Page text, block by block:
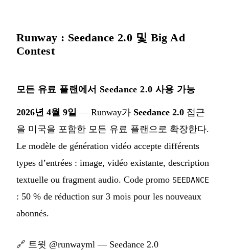
Runway : Seedance 2.0 및 Big Ad
Contest
모든 유료 플랜에서 Seedance 2.0 사용 가능
2026년 4월 9일 — Runway가 Seedance 2.0 접근
을 미국을 포함한 모든 유료 플랜으로 확장한다.
Le modèle de génération vidéo accepte différents
types d’entrées : image, vidéo existante, description
textuelle ou fragment audio. Code promo SEEDANCE
: 50 % de réduction sur 3 mois pour les nouveaux
abonnés.
🔗 트윗 @runwayml — Seedance 2.0